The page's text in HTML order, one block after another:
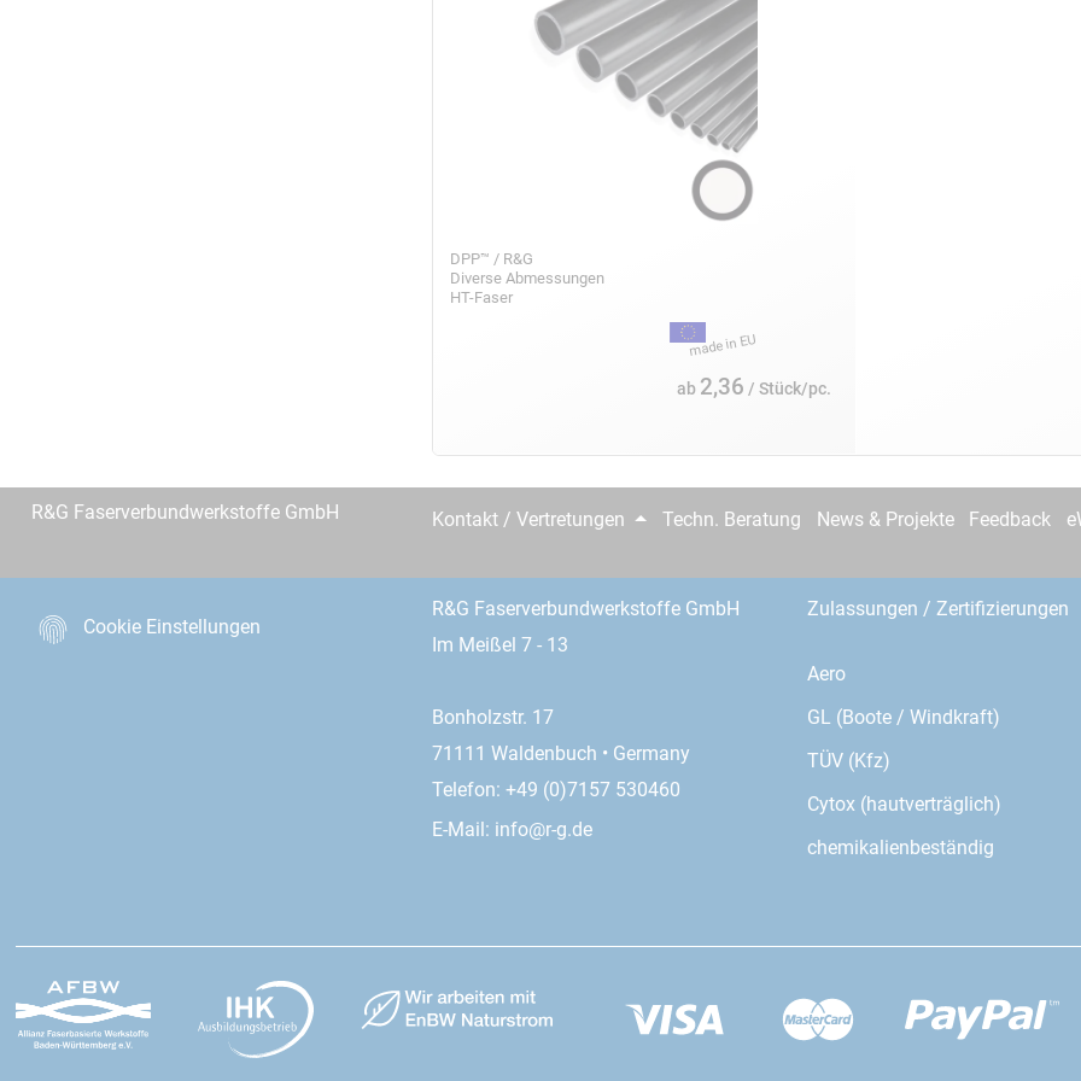
DPP™ / R&G
Diverse Abmessungen
HT-Faser
ab 2,36 / Stück/pc.
R&G Faserverbundwerkstoffe GmbH Kontakt / Vertretungen Techn. Beratung News & Projekte Feedback
Cookie Einstellungen
R&G Faserverbundwerkstoffe GmbH
Im Meißel 7 - 13
Bonholzstr. 17
71111 Waldenbuch • Germany
Telefon: +49 (0)7157 530460
E-Mail: info@r-g.de
Zulassungen / Zertifizierungen
Aero
GL (Boote / Windkraft)
TÜV (Kfz)
Cytox (hautverträglich)
chemikalienbeständig